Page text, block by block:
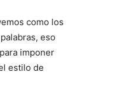
como los
eso
imponer
estilo de